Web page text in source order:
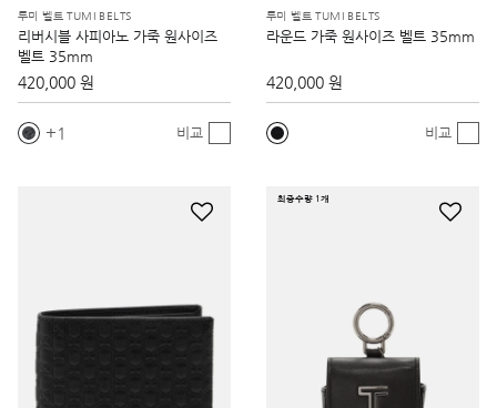
투미 벨트 TUMI BELTS
리버시블 사피아노 가죽 원사이즈
벨트 35mm
420,000 원
1 비교
투미 벨트 TUMI BELTS
라운드 가죽 원사이즈 벨트 35mm
420,000 원
비교
최종수량 1개